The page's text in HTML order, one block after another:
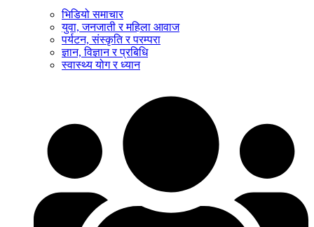
भिडियो समाचार
युवा, जनजाती र महिला आवाज
पर्यटन, संस्कृति र परम्परा
ज्ञान, विज्ञान र प्रबिधि
स्वास्थ्य योग र ध्यान